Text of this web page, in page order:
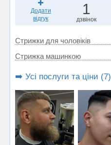
Додати
відгук
1
дзвінок
Стрижки для чоловіків
Стрижка машинкою
➡️ Усі послуги та ціни (7)